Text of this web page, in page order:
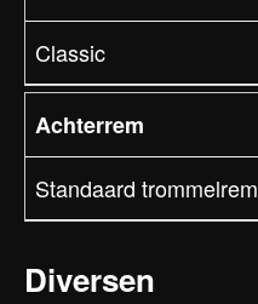
Classic
Achterrem
Standaard trommelrem
Diversen